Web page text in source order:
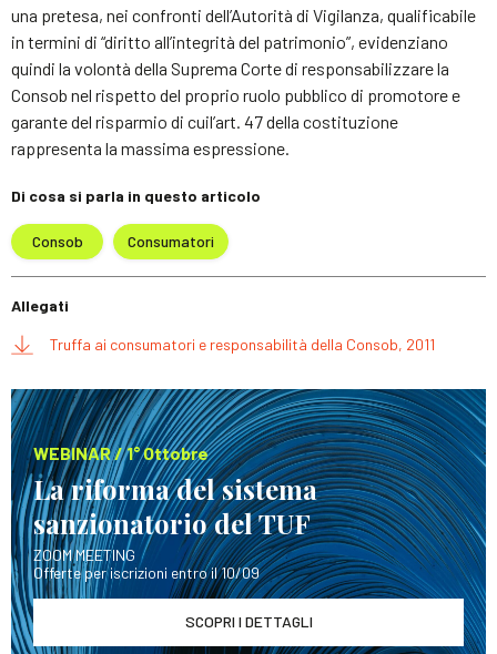
una pretesa, nei confronti dell’Autorità di Vigilanza, qualificabile
in termini di “diritto all’integrità del patrimonio”, evidenziano
quindi la volontà della Suprema Corte di responsabilizzare la
Consob nel rispetto del proprio ruolo pubblico di promotore e
garante del risparmio di cuil’art. 47 della costituzione
rappresenta la massima espressione.
Di cosa si parla in questo articolo
Consob Consumatori
Allegati
Truffa ai consumatori e responsabilità della Consob, 2011
WEBINAR / 1° Ottobre
La riforma del sistema
sanzionatorio del TUF
ZOOM MEETING
Offerte per iscrizioni entro il 10/09
SCOPRI I DETTAGLI